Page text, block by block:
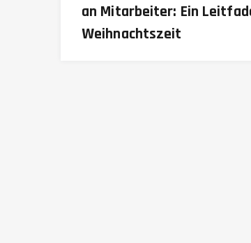
an Mitarbeiter: Ein
Weihnachtszeit